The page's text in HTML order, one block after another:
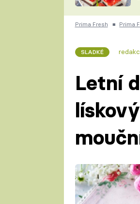
Prima Fresh ■ Prima
SLADKÉ
Letní